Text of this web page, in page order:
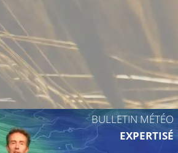
BULLETIN MÉTÉO
EXPERTISÉ